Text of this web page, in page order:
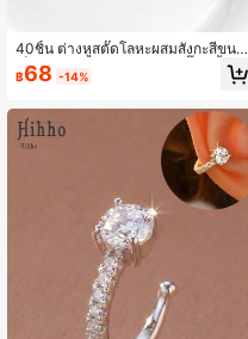
40ชิ้น ต่างหูสตั๊ดโลหะผสมสังกะสีขนาด
เล็กน่ารักประณีต ชุดต่างหูสตั๊ดผีเสื้อโล
หะผสมสังกะสีมงกุฎสำหรับผู้หญิงใช้ได้
฿68 -14%